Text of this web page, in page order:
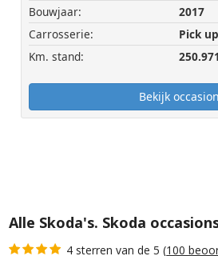
Alle Skoda's. Skoda
4 sterren van de 5 (100